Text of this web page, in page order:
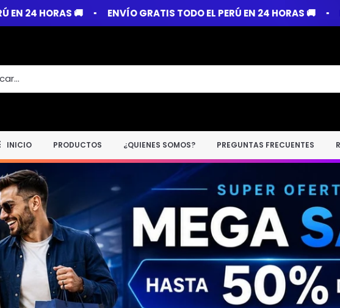
TODO EL PERÚ EN 24 HORAS 🚚 ENVÍO GRATIS TODO EL PERÚ EN 24
INICIO PRODUCTOS ¿QUIENES SOMOS? PREGUNTAS FRECUENTES